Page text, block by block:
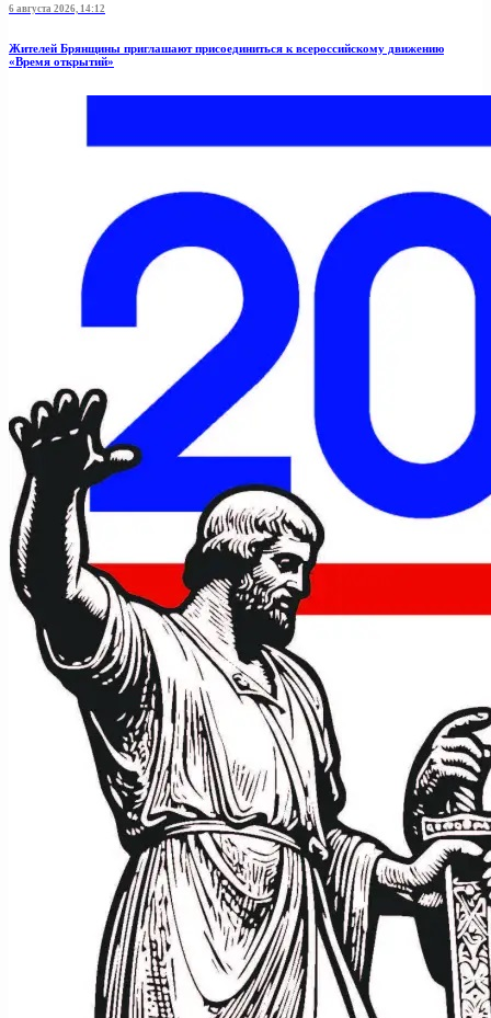
6 августа 2026, 14:12
Жителей Брянщины приглашают присоединиться к всероссийскому движению
«Время открытий»